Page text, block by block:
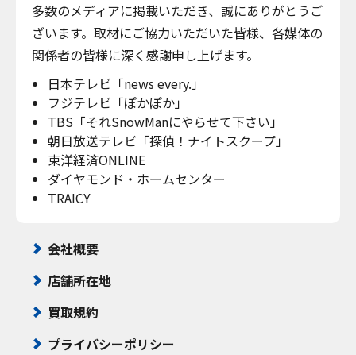
多数のメディアに掲載いただき、誠にありがとうご
ざいます。取材にご協力いただいた皆様、各媒体の
関係者の皆様に深く感謝申し上げます。
日本テレビ「news every.」
フジテレビ「ぽかぽか」
TBS「それSnowManにやらせて下さい」
朝日放送テレビ「探偵！ナイトスクープ」
東洋経済ONLINE
ダイヤモンド・ホームセンター
TRAICY
会社概要
店舗所在地
買取規約
プライバシーポリシー